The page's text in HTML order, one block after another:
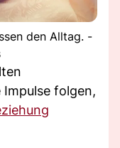
den Alltag. -
folgen,